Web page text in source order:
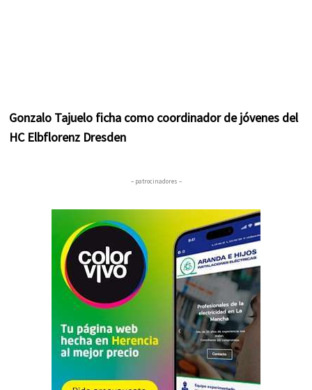
Gonzalo Tajuelo ficha como coordinador de jóvenes del
HC Elbflorenz Dresden
– patrocinadores –